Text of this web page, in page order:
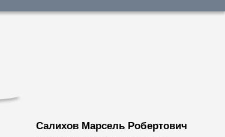
Салихов Марсель Робертович